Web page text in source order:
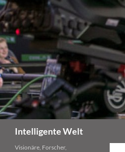
Zum
Inhalt
springen
Intelligente Welt
Visionäre, Forscher,